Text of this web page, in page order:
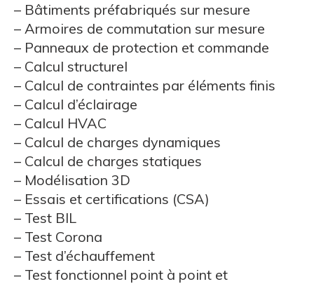
– Bâtiments préfabriqués sur mesure
– Armoires de commutation sur mesure
– Panneaux de protection et commande
– Calcul structurel
– Calcul de contraintes par éléments finis
– Calcul d’éclairage
– Calcul HVAC
– Calcul de charges dynamiques
– Calcul de charges statiques
– Modélisation 3D
– Essais et certifications (CSA)
– Test BIL
– Test Corona
– Test d’échauffement
– Test fonctionnel point à point et